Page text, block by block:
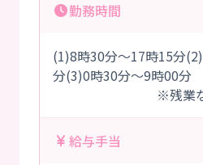
勤務時間
(1)8時30分～17時15分
分(3)0時30分～9時00分
※残業な
給与手当